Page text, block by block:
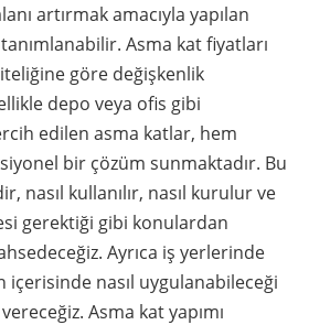
artırmak amacıyla yapılan
Asma kat fiyatları
göre değişkenlik
depo veya ofis gibi
edilen asma katlar, hem
bir çözüm sunmaktadır. Bu
nasıl kullanılır, nasıl kurulur ve
gerektiği gibi konulardan
Ayrıca iş yerlerinde
içerisinde nasıl uygulanabileceği
Asma kat yapımı